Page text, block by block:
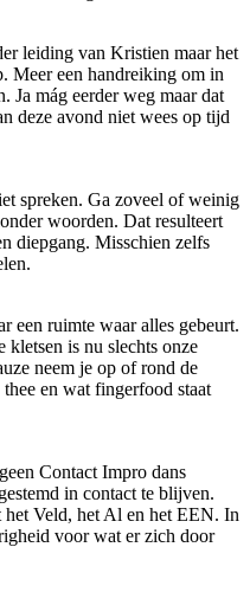
leiding van Kristien maar het
Meer een handreiking om in
Ja mág eerder weg maar dat
deze avond niet wees op tijd
spreken. Ga zoveel of weinig
woorden. Dat resulteert
diepgang. Misschien zelfs
een ruimte waar alles gebeurt.
is nu slechts onze
neem je op of rond de
en wat fingerfood staat
Contact Impro dans
in contact te blijven.
Veld, het Al en het EEN. In
voor wat er zich door